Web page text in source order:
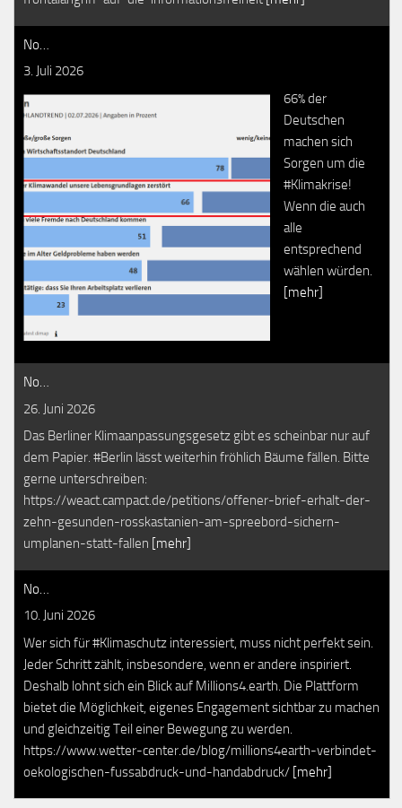
No…
3. Juli 2026
66% der
Deutschen
machen sich
Sorgen um die
#Klimakrise!
Wenn die auch
alle
entsprechend
wählen würden.
[mehr]
No…
26. Juni 2026
Das Berliner Klimaanpassungsgesetz gibt es scheinbar nur auf
dem Papier. #Berlin lässt weiterhin fröhlich Bäume fällen. Bitte
gerne unterschreiben:
https://weact.campact.de/petitions/offener-brief-erhalt-der-
zehn-gesunden-rosskastanien-am-spreebord-sichern-
umplanen-statt-fallen [mehr]
No…
10. Juni 2026
Wer sich für #Klimaschutz interessiert, muss nicht perfekt sein.
Jeder Schritt zählt, insbesondere, wenn er andere inspiriert.
Deshalb lohnt sich ein Blick auf Millions4.earth. Die Plattform
bietet die Möglichkeit, eigenes Engagement sichtbar zu machen
und gleichzeitig Teil einer Bewegung zu werden.
https://www.wetter-center.de/blog/millions4earth-verbindet-
oekologischen-fussabdruck-und-handabdruck/ [mehr]